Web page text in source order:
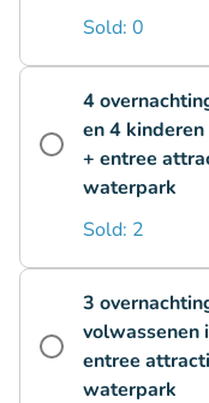
Sold: 0
4
en 4
+ entree
waterpark
Sold: 2
3
volwassenen
entree
waterpark